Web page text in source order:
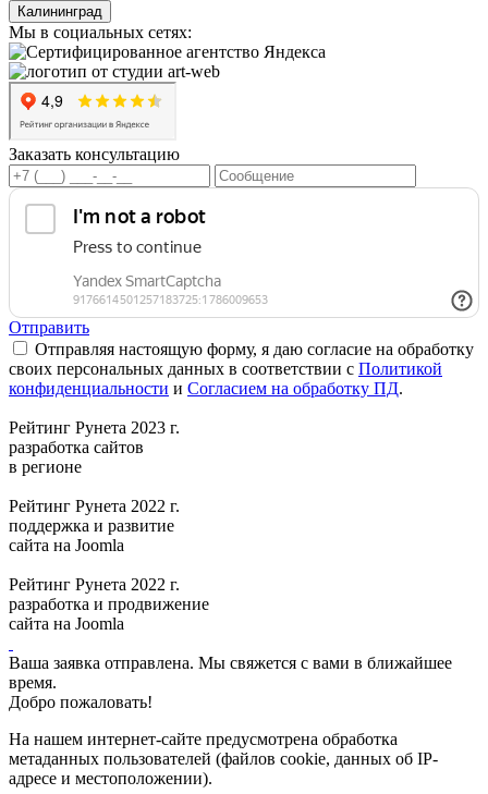
Калининград
Мы в социальных сетях:
Заказать консультацию
Отправить
Отправляя настоящую форму, я даю согласие на обработку
своих персональных данных в соответствии с Политикой
конфиденциальности и Согласием на обработку ПД.
Рейтинг Рунета 2023 г.
разработка сайтов
в регионе
Рейтинг Рунета 2022 г.
поддержка и развитие
сайта на Joomla
Рейтинг Рунета 2022 г.
разработка и продвижение
сайта на Joomla
Ваша заявка отправлена. Мы свяжется с вами в ближайшее
время.
Добро пожаловать!
На нашем интернет-сайте предусмотрена обработка
метаданных пользователей (файлов cookie, данных об IP-
адресе и местоположении).